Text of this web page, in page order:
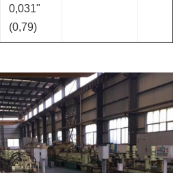
0,031"
(0,79)